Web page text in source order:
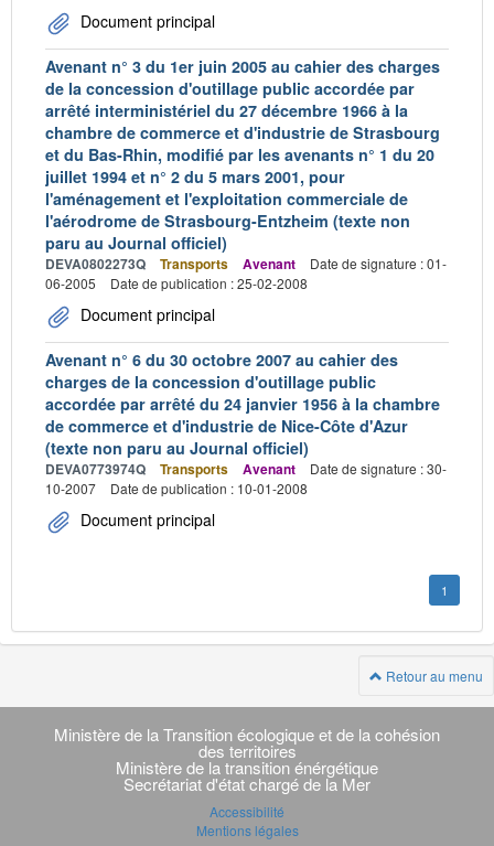
Document principal
Avenant n° 3 du 1er juin 2005 au cahier des charges
de la concession d'outillage public accordée par
arrêté interministériel du 27 décembre 1966 à la
chambre de commerce et d'industrie de Strasbourg
et du Bas-Rhin, modifié par les avenants n° 1 du 20
juillet 1994 et n° 2 du 5 mars 2001, pour
l'aménagement et l'exploitation commerciale de
l'aérodrome de Strasbourg-Entzheim (texte non
paru au Journal officiel)
DEVA0802273Q Transports Avenant
Date de signature : 01-
06-2005
Date de publication : 25-02-2008
Document principal
Avenant n° 6 du 30 octobre 2007 au cahier des
charges de la concession d'outillage public
accordée par arrêté du 24 janvier 1956 à la chambre
de commerce et d'industrie de Nice-Côte d'Azur
(texte non paru au Journal officiel)
DEVA0773974Q Transports Avenant
Date de signature : 30-
10-2007
Date de publication : 10-01-2008
Document principal
1
Retour au menu
Navigation
transverse
Ministère de la Transition écologique et de la cohésion
des territoires
Ministère de la transition énérgétique
Secrétariat d'état chargé de la Mer
Accessibilité
Mentions légales